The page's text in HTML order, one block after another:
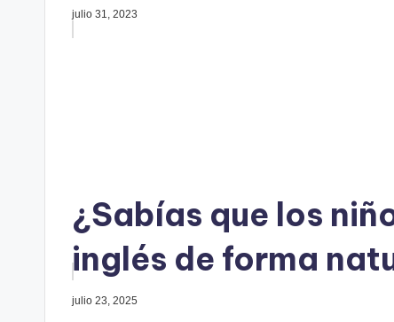
julio 31, 2023
¿Sabías que los
inglés de forma
julio 23, 2025